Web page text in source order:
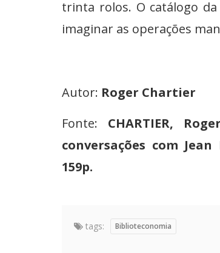
trinta rolos. O catálogo
imaginar as operações
Autor: Roger Chartier
Fonte: CHARTIER,
conversações com
159p.
tags: Biblioteconomia